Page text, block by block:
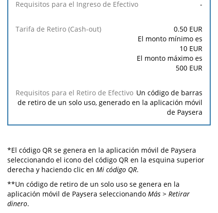
-
0.50 EUR
El monto mínimo es
10 EUR
El monto máximo es
500 EUR
Un código de barras
de retiro de un solo uso, generado en la aplicación móvil
de Paysera
*El código QR se genera en la aplicación móvil de Paysera
seleccionando el icono del código QR en la esquina superior
derecha y haciendo clic en Mi código QR.
**Un código de retiro de un solo uso se genera en la
aplicación móvil de Paysera seleccionando Más > Retirar
dinero.